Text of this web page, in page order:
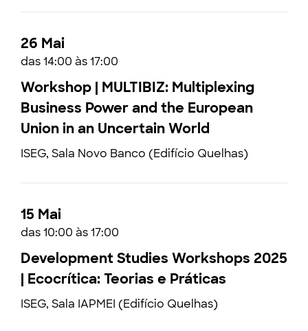
26 Mai
das 14:00 às 17:00
Workshop | MULTIBIZ: Multiplexing
Business Power and the European
Union in an Uncertain World
ISEG, Sala Novo Banco (Edifício Quelhas)
15 Mai
das 10:00 às 17:00
Development Studies Workshops 2025
| Ecocrítica: Teorias e Práticas
ISEG, Sala IAPMEI (Edifício Quelhas)